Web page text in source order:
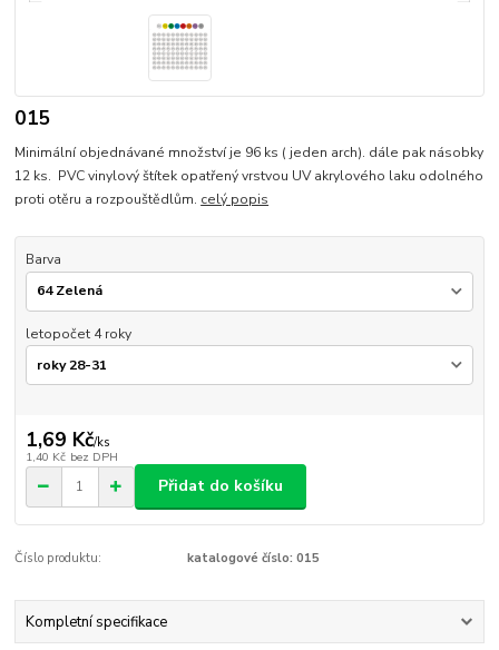
015
Minimální objednávané množství je 96 ks ( jeden arch). dále pak násobky
12 ks. PVC vinylový štítek opatřený vrstvou UV akrylového laku odolného
proti otěru a rozpouštědlům. celý popis
Barva
letopočet 4 roky
1,69 Kč/ks
1,40 Kč bez DPH
Přidat do košíku
Číslo produktu: katalogové číslo: 015
Kompletní specifikace